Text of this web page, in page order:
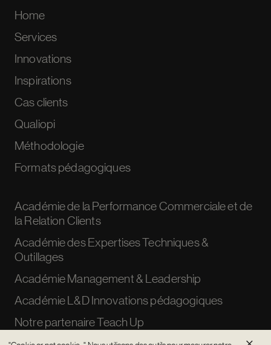
Home
Services
Innovations
Inspirations
Cas clients
Qualiopi
Méthodologie
Formats pédagogiques
Académie de la Performance Commerciale et de
la Relation Clients
Académie des Expertises Techniques &
Outillages
Académie Management & Leadership
Académie L&D Innovations pédagogiques
Notre partenaire Teach Up